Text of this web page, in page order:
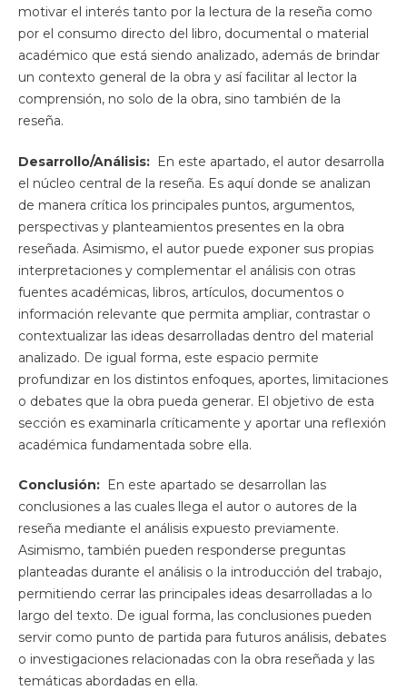
motivar el interés tanto por la lectura de la reseña como
por el consumo directo del libro, documental o material
académico que está siendo analizado, además de brindar
un contexto general de la obra y así facilitar al lector la
comprensión, no solo de la obra, sino también de la
reseña.
Desarrollo/Análisis: En este apartado, el autor desarrolla
el núcleo central de la reseña. Es aquí donde se analizan
de manera crítica los principales puntos, argumentos,
perspectivas y planteamientos presentes en la obra
reseñada. Asimismo, el autor puede exponer sus propias
interpretaciones y complementar el análisis con otras
fuentes académicas, libros, artículos, documentos o
información relevante que permita ampliar, contrastar o
contextualizar las ideas desarrolladas dentro del material
analizado. De igual forma, este espacio permite
profundizar en los distintos enfoques, aportes, limitaciones
o debates que la obra pueda generar. El objetivo de esta
sección es examinarla críticamente y aportar una reflexión
académica fundamentada sobre ella.
Conclusión: En este apartado se desarrollan las
conclusiones a las cuales llega el autor o autores de la
reseña mediante el análisis expuesto previamente.
Asimismo, también pueden responderse preguntas
planteadas durante el análisis o la introducción del trabajo,
permitiendo cerrar las principales ideas desarrolladas a lo
largo del texto. De igual forma, las conclusiones pueden
servir como punto de partida para futuros análisis, debates
o investigaciones relacionadas con la obra reseñada y las
temáticas abordadas en ella.